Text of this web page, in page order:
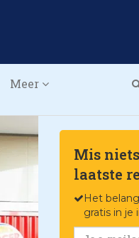
Meer
Mis
laatste
Het
gratis in je